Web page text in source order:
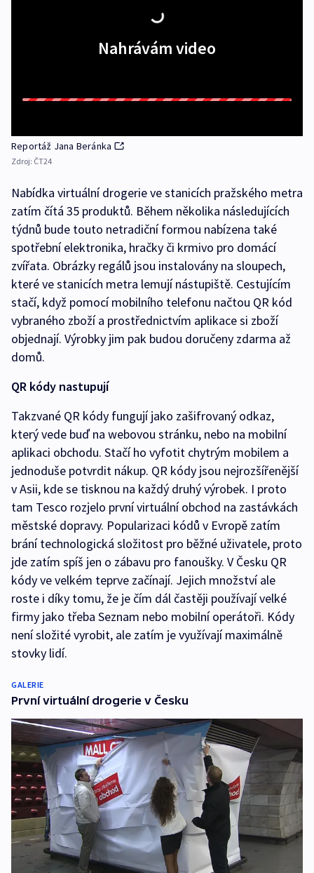
Nahrávám video
Reportáž Jana Beránka
Zdroj: ČT24
Nabídka virtuální drogerie ve stanicích pražského metra
zatím čítá 35 produktů. Během několika následujících
týdnů bude touto netradiční formou nabízena také
spotřební elektronika, hračky či krmivo pro domácí
zvířata. Obrázky regálů jsou instalovány na sloupech,
které ve stanicích metra lemují nástupiště. Cestujícím
stačí, když pomocí mobilního telefonu načtou QR kód
vybraného zboží a prostřednictvím aplikace si zboží
objednají. Výrobky jim pak budou doručeny zdarma až
domů.
QR kódy nastupují
Takzvané QR kódy fungují jako zašifrovaný odkaz,
který vede buď na webovou stránku, nebo na mobilní
aplikaci obchodu. Stačí ho vyfotit chytrým mobilem a
jednoduše potvrdit nákup. QR kódy jsou nejrozšířenější
v Asii, kde se tisknou na každý druhý výrobek. I proto
tam Tesco rozjelo první virtuální obchod na zastávkách
městské dopravy. Popularizaci kódů v Evropě zatím
brání technologická složitost pro běžné uživatele, proto
jde zatím spíš jen o zábavu pro fanoušky. V Česku QR
kódy ve velkém teprve začínají. Jejich množství ale
roste i díky tomu, že je čím dál častěji používají velké
firmy jako třeba Seznam nebo mobilní operátoři. Kódy
není složité vyrobit, ale zatím je využívají maximálně
stovky lidí.
GALERIE
První virtuální drogerie v Česku